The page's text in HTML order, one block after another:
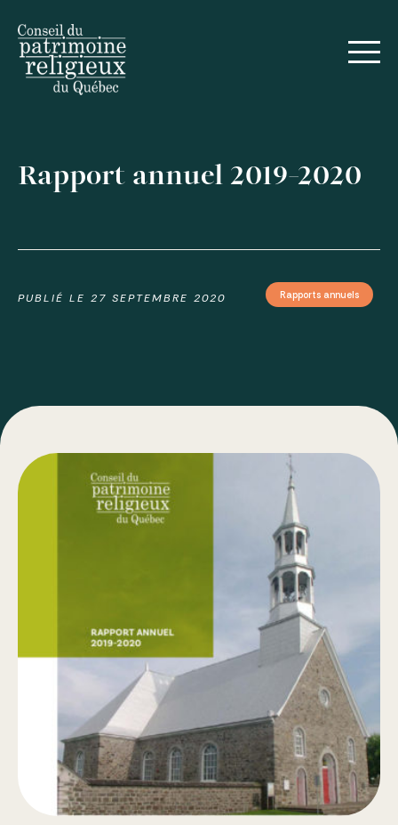
Guides
Réalisations
Rapport annuel 2019-2020
PUBLIÉ LE 27 SEPTEMBRE 2020 Rapports annuels